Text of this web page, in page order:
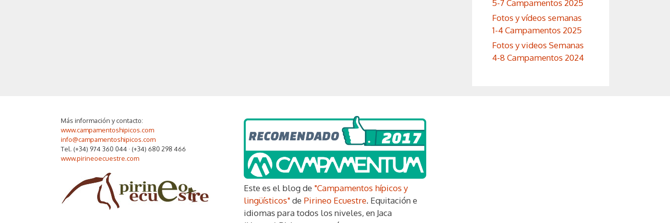
5-7 Campamentos 2025
Fotos y vídeos semanas
1-4 Campamentos 2025
Fotos y videos Semanas
4-8 Campamentos 2024
Más información y contacto:
www.campamentoshipicos.com
info@campamentoshipicos.com
Tel. (+34) 974 360 044 · (+34) 680 298 466
www.pirineoecuestre.com
Este es el blog de "Campamentos hípicos y
lingüísticos"de Pirineo Ecuestre. Equitación e
idiomas para todos los niveles, en Jaca